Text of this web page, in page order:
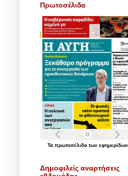
Πρωτοσέλιδα
Τα πρωτοσέλιδα των εφημερίδων
Δημοφιλείς αναρτήσεις